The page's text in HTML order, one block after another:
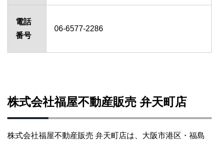
電話
番号
06-6577-2286
株式会社福屋不動産販売 弁天町店
株式会社福屋不動産販売 弁天町店は、大阪市港区・福島